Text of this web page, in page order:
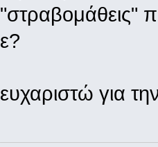
"στραβομάθεις"
ε?
ευχαριστώ για